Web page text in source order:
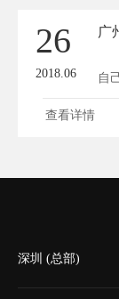
26
2018.06
广
自
查看详情
深圳 (总部)